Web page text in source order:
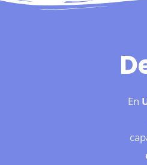
En